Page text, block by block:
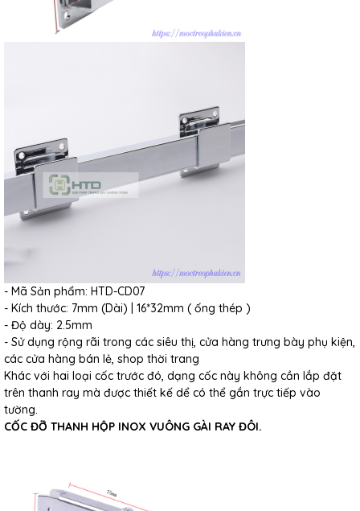
- Mã Sản phẩm: HTD-CD07
- Kích thước: 7mm (Dài) | 16*32mm ( ống thép )
- Độ dày: 2.5mm
- Sử dụng rộng rãi trong các siêu thị, cửa hàng trưng bày phụ kiện,
các cửa hàng bán lẻ, shop thời trang
Khác với hai loại cốc trước đó, dạng cốc này không cần lắp đặt
trên thanh ray mà được thiết kế dể có thể gắn trực tiếp vào
tường.
CỐC ĐỠ THANH HỘP INOX VUÔNG GÀI RAY ĐÔI.